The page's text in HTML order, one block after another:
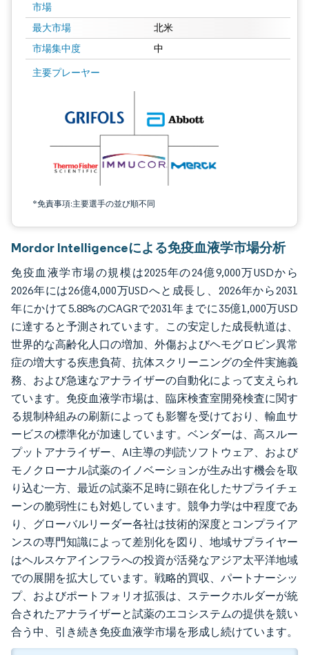
市場
最大市場 北米
市場集中度 中
主要プレーヤー
*免責事項:主要選手の並び順不同
画像 © Mordor Intelligence。再利用にはCC BY 4.0の表示が必要です。
Mordor Intelligenceによる免疫血液学市場分析
免疫血液学市場の規模は2025年の24億9,000万USDから
2026年には26億4,000万USDへと成長し、2026年から2031
年にかけて5.88%のCAGRで2031年までに35億1,000万USD
に達すると予測されています。この安定した成長軌道は、
世界的な高齢化人口の増加、外傷およびヘモグロビン異常
症の増大する疾患負荷、抗体スクリーニングの全件実施義
務、および急速なアナライザーの自動化によって支えられ
ています。免疫血液学市場は、臨床検査室開発検査に関す
る規制枠組みの刷新によっても影響を受けており、輸血サ
ービスの標準化が加速しています。ベンダーは、高スルー
プットアナライザー、AI主導の判読ソフトウェア、および
モノクローナル試薬のイノベーションが生み出す機会を取
り込む一方、最近の試薬不足時に顕在化したサプライチェ
ーンの脆弱性にも対処しています。競争力学は中程度であ
り、グローバルリーダー各社は技術的深度とコンプライア
ンスの専門知識によって差別化を図り、地域サプライヤー
はヘルスケアインフラへの投資が活発なアジア太平洋地域
での展開を拡大しています。戦略的買収、パートナーシッ
プ、およびポートフォリオ拡張は、ステークホルダーが統
合されたアナライザーと試薬のエコシステムの提供を競い
合う中、引き続き免疫血液学市場を形成し続けています。